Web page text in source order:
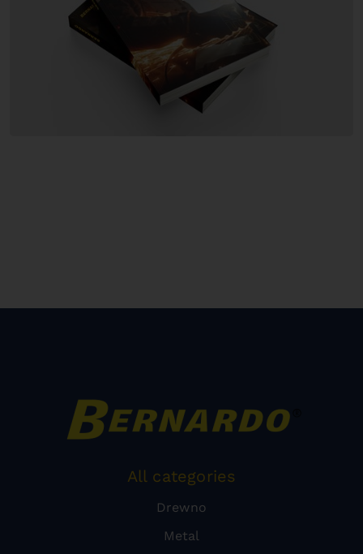
All categories
Drewno
Metal